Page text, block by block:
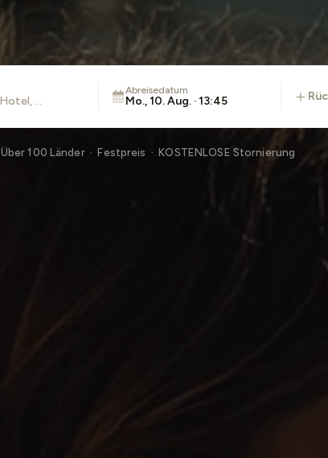
Abreisedatum
Mo., 10. Aug. · 13:45
Über 100 Länder · Festpreis · KOSTENLOSE Stornierung